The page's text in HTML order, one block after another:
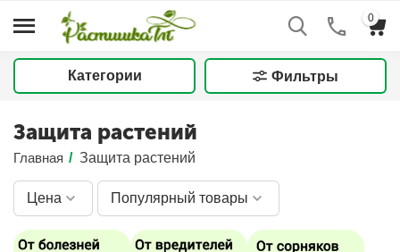
0
Категории Фильтры
Защита растений
Главная / Защита растений
Цена Популярный товары